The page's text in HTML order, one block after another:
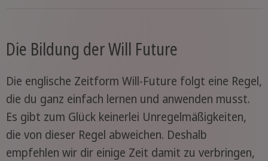
Die Bildung der Will Future
Die englische Zeitform Will-Future folgt eine Regel,
die du ganz einfach lernen und anwenden musst.
Es gibt zum Glück keinerlei Unregelmäßigkeiten,
die von dieser Regel abweichen. Deshalb
empfehlen wir dir einige Zeit damit zu verbringen,